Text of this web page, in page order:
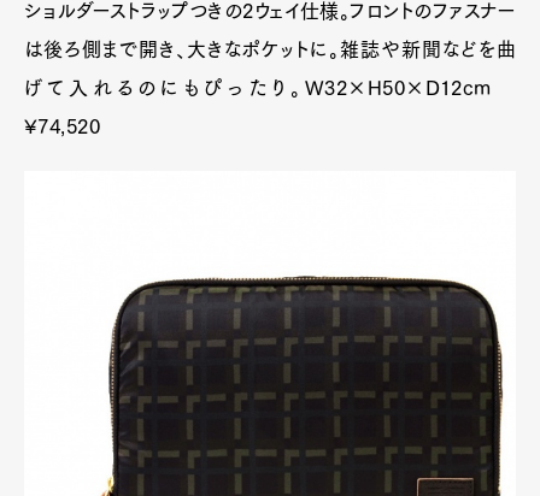
ショルダーストラップつきの2ウェイ仕様。フロントのファスナー
は後ろ側まで開き、大きなポケットに。雑誌や新聞などを曲
げて入れるのにもぴったり。W32×H50×D12cm
¥74,520